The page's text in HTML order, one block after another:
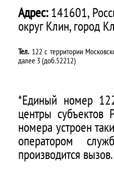
Адрес:141601,
округ Клин, город
Тел. 122 с территории
далее 3 (доб.52212)
*Единый номер
центры субъектов
номера устроен
оператором
производится вызов.